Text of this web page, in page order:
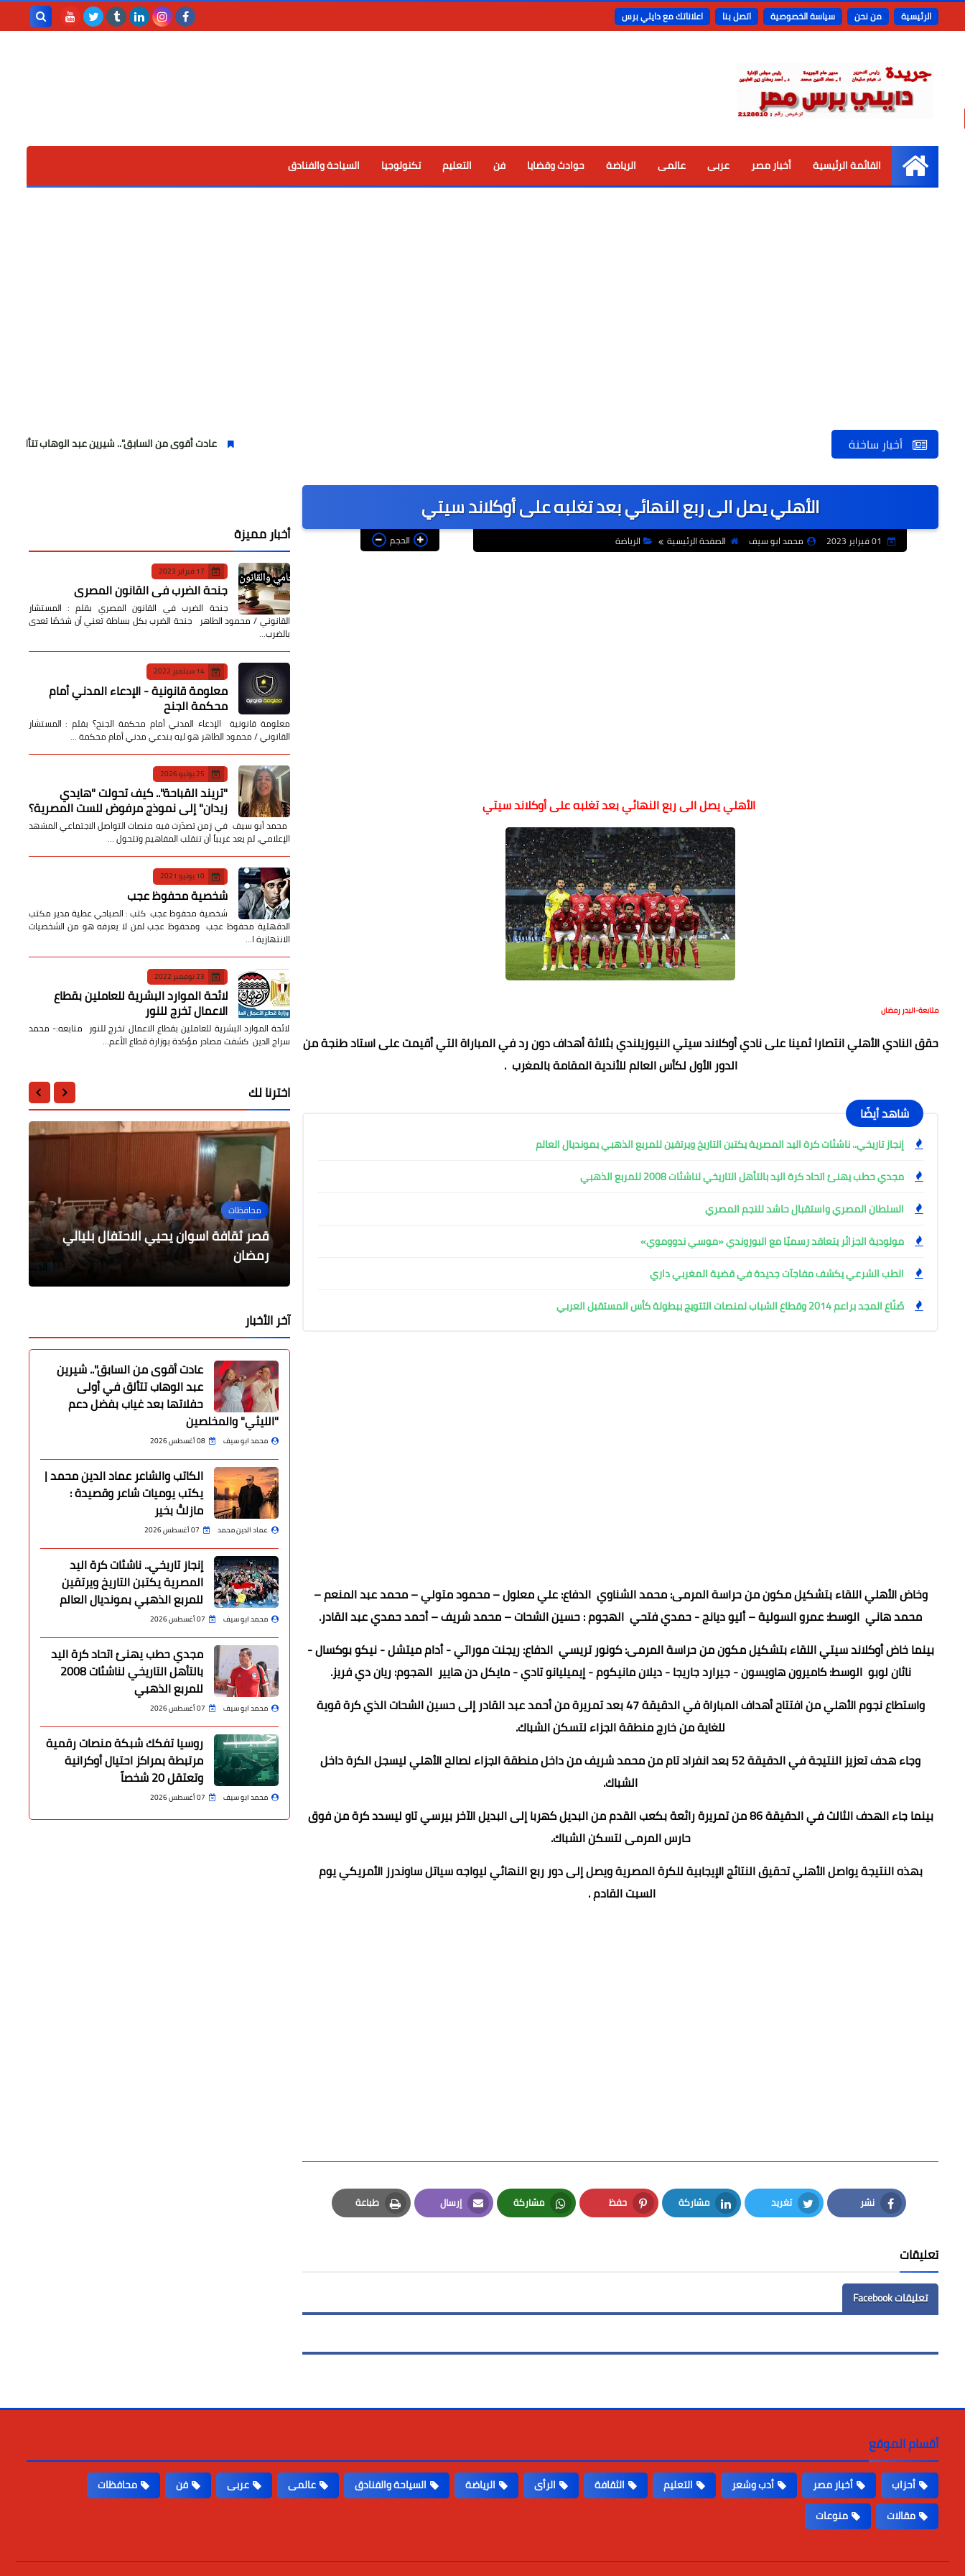
الرئيسية من نحن سياسة الخصوصية اتصل بنا اعلاناتك مع دايلي برس
الرئيسية
القائمة الرئيسية أخبار مصر عربى عالمى الرياضة حوادث وقضايا فن التعليم تكنولوجيا السياحة والفنادق
أخبار ساخنة عادت أقوى من السابق".. شيرين عبد الوهاب تتألق في أولى
الأهلي يصل الى ربع النهائي بعد تغلبه على أوكلاند سيتي
محمد ابو سيف الصفحة الرئيسية الرياضة الحجم
الأهلي يصل الى ربع النهائي بعد تغلبه على أوكلاند سيتي
متابعة-البدر رمضان
حقق النادي الأهلي انتصارا ثمينا على نادي أوكلاند سيتي النيوزيلندي بثلاثة أهداف دون رد في المباراة التي أقيمت على استاد طنجة من
الدور الأول لكأس العالم للأندية المقامة بالمغرب .
شاهد أيضًا
إنجاز تاريخي.. ناشئات كرة اليد المصرية يكتبن التاريخ ويرتقين للمربع الذهبي بمونديال العالم
مجدي حطب يهنئ اتحاد كرة اليد بالتأهل التاريخي لناشئات 2008 للمربع الذهبي
السلطان المصري واستقبال حاشد للنجم المصري
مولودية الجزائر يتعاقد رسميًا مع البوروندي «موسي ندووموي»
الطب الشرعي يكشف مفاجآت جديدة في قضية المغربي داري
صُنّاع المجد براعم 2014 وقطاع الشباب لمنصات التتويج ببطولة كأس المستقبل العربي
وخاض الأهلي اللقاء بتشكيل مكون من حراسة المرمى: محمد الشناوي الدفاع: علي معلول – محمود متولي – محمد عبد المنعم –
محمد هاني الوسط: عمرو السولية – أليو ديانج - حمدي فتحي الهجوم : حسين الشحات – محمد شريف – أحمد حمدي عبد القادر.
بينما خاض أوكلاند سيتي اللقاء بتشكيل مكون من حراسة المرمى: كونور تريسي الدفاع: ريجنت موراتي - أدام ميتشل - نيكو بوكسال -
ناثان لوبو الوسط: كاميرون هاويسون - جيرارد جاريجا - ديلان مانيكوم - إيميليانو تادي - مايكل دن هايير الهجوم: ريان دي فريز.
واستطاع نجوم الأهلي من افتتاح أهداف المباراة في الدقيقة 47 بعد تمريرة من أحمد عبد القادر إلى حسين الشحات الذي كرة قوية
للغاية من خارج منطقة الجزاء لتسكن الشباك.
وجاء هدف تعزيز النتيجة في الدقيقة 52 بعد انفراد تام من محمد شريف من داخل منطقة الجزاء لصالح الأهلي ليسجل الكرة داخل
الشباك.
بينما جاء الهدف الثالث في الدقيقة 86 من تمريرة رائعة بكعب القدم من البديل كهربا إلى البديل الآخر بيرسي تاو ليسدد كرة من فوق
حارس المرمى لتسكن الشباك.
بهذه النتيجة يواصل الأهلي تحقيق النتائج الإيجابية للكرة المصرية ويصل إلى دور ربع النهائي ليواجه سياتل ساوندرز الأمريكي يوم
السبت القادم .
نشر
Facebook
تغريد
Twitter
مشاركة
LinkedIn
حفظ
Pinterest
مشاركة
Whatsapp
إرسال
Email
طباعة
Print
تعليقات
تعليقات Facebook
أخبار مميزة
17 فبراير 2023
جنحة الضرب في القانون المصري
جنحة الضرب في القانون المصري بقلم : المستشار
القانوني / محمود الطاهر جنحة الضرب بكل بساطة تعني أن شخصًا تعدى
بالضرب…
14 سبتمبر 2022
معلومة قانونية - الإدعاء المدني أمام
محكمة الجنح
معلومة قانونية الإدعاء المدني أمام محكمة الجنح؟ بقلم : المستشار
القانوني / محمود الطاهر هو ليه بندعي مدني أمام محكمة …
25 يوليو 2026
​"تريند القباحة".. كيف تحولت "هايدي
زيدان" إلى نموذج مرفوض للست المصرية؟
​ محمد أبو سيف ​في زمن تصدّرت فيه منصات التواصل الاجتماعي المشهد
الإعلامي، لم يعد غريباً أن تنقلب المفاهيم وتتحول …
10 يونيو 2021
شخصية محفوظ عجب
شخصية محفوظ عجب كتب : الصباحي عطية مدير مكتب
الدقهلية محفوظ عجب ومحفوظ عجب لمن لا يعرفه هو من الشخصيات
الانتهازية ا…
23 نوفمبر 2022
لائحة الموارد البشرية للعاملين بقطاع
الاعمال تخرج للنور
لائحة الموارد البشرية للعاملين بقطاع الاعمال تخرج للنور متابعه:- محمد
سراج الدين كشفت مصادر مؤكدة بوزارة قطاع الأعم…
اخترنا لك
محافظات
قصر ثقافة اسوان يحيي الاحتفال بليالي
رمضان
الرياضة
مباراة الفرص الضائعة
محمد ابو سيف
الرياضة
فوز منتخبنا الوطني لكرة اليد على
منتخب الجزائر بفارق 18 هدف
فن
.محمد رمضان للإعلامية هالة سرحان
"كلامك وسام على صدري"
عالمى
إصابة 10 أشخاص في إطلاق نار في نورث
كارولاينا بأمريكا
آخر الأخبار
عادت أقوى من السابق".. شيرين
عبد الوهاب تتألق في أولى
حفلاتها بعد غياب بفضل دعم
"الليثي" والمخلصين
محمد ابو سيف 08 أغسطس 2026
الكاتب والشاعر عماد الدين محمد |
يكتب يوميات شاعر وقصيدة :
مازلتُ بخير
عماد الدين محمد 07 أغسطس 2026
إنجاز تاريخي.. ناشئات كرة اليد
المصرية يكتبن التاريخ ويرتقين
للمربع الذهبي بمونديال العالم
محمد ابو سيف 07 أغسطس 2026
مجدي حطب يهنئ اتحاد كرة اليد
بالتأهل التاريخي لناشئات 2008
للمربع الذهبي
محمد ابو سيف 07 أغسطس 2026
روسيا تفكك شبكة منصات رقمية
مرتبطة بمراكز احتيال أوكرانية
وتعتقل 20 شخصاً
محمد ابو سيف 07 أغسطس 2026
أقسام الموقع
أحزاب أخبار مصر أدب وشعر التعليم الثقافة الرأى الرياضة السياحة والفنادق عالمى عربى فن
محافظات
مقالات
منوعات